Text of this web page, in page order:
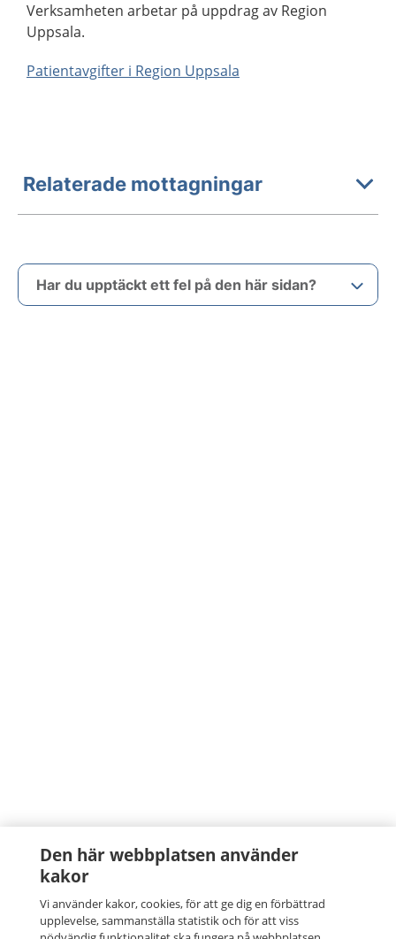
Verksamheten arbetar på uppdrag av Region
Uppsala.
Patientavgifter i Region Uppsala
Relaterade mottagningar
Har du upptäckt ett fel på den här sidan?
Den här webbplatsen använder
kakor
Vi använder kakor, cookies, för att ge dig en förbättrad
upplevelse, sammanställa statistik och för att viss